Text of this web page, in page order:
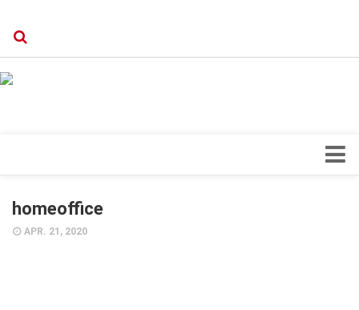
Forschung
homeoffice
APR. 21, 2020